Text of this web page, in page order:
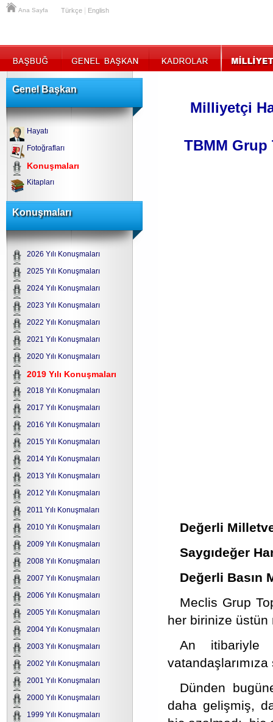
Ana Sayfa Türkçe English
Genel Başkan
Hayatı
Fotoğrafları
Konuşmaları
Kitapları
Konuşmaları
2026 Yılı Konuşmaları
2025 Yılı Konuşmaları
2024 Yılı Konuşmaları
2023 Yılı Konuşmaları
2022 Yılı Konuşmaları
2021 Yılı Konuşmaları
2020 Yılı Konuşmaları
2019 Yılı Konuşmaları
2018 Yılı Konuşmaları
2017 Yılı Konuşmaları
2016 Yılı Konuşmaları
2015 Yılı Konuşmaları
2014 Yılı Konuşmaları
2013 Yılı Konuşmaları
2012 Yılı Konuşmaları
2011 Yılı Konuşmaları
2010 Yılı Konuşmaları
2009 Yılı Konuşmaları
2008 Yılı Konuşmaları
2007 Yılı Konuşmaları
2006 Yılı Konuşmaları
2005 Yılı Konuşmaları
2004 Yılı Konuşmaları
2003 Yılı Konuşmaları
2002 Yılı Konuşmaları
2001 Yılı Konuşmaları
2000 Yılı Konuşmaları
1999 Yılı Konuşmaları
Milliyetçi
TBMM Grup
Değerli
Saygıdeğer
Değerli Basın
Meclis Grup
her birinize
An itibariyle
Dünden
daha gelişmiş,